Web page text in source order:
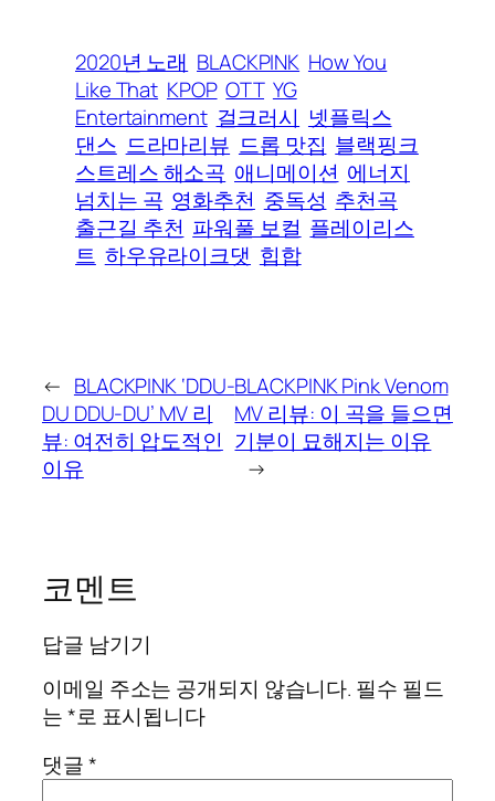
2020년 노래 BLACKPINK How You
Like That KPOP OTT YG
Entertainment 걸크러시 넷플릭스
댄스 드라마리뷰 드롭 맛집 블랙핑크
스트레스 해소곡 애니메이션 에너지
넘치는 곡 영화추천 중독성 추천곡
출근길 추천 파워풀 보컬 플레이리스
트 하우유라이크댓 힙합
← BLACKPINK ‘DDU-
DU DDU-DU’ MV 리
뷰: 여전히 압도적인
이유
BLACKPINK Pink Venom
MV 리뷰: 이 곡을 들으면
기분이 묘해지는 이유
→
코멘트
답글 남기기
이메일 주소는 공개되지 않습니다. 필수 필드
는*로 표시됩니다
댓글*